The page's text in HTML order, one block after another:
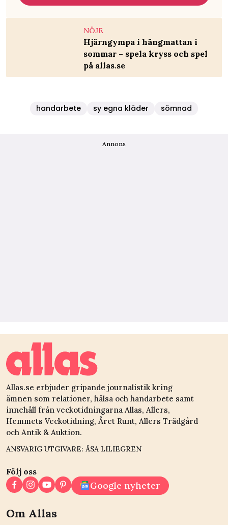
NÖJE
Hjärngympa i hängmattan i
sommar – spela kryss och spel
på allas.se
handarbete sy egna kläder sömnad
Annons
Allas.se erbjuder gripande journalistik kring
ämnen som relationer, hälsa och handarbete samt
innehåll från veckotidningarna Allas, Allers,
Hemmets Veckotidning, Året Runt, Allers Trädgård
och Antik & Auktion.
ANSVARIG UTGIVARE: ÅSA LILIEGREN
Följ oss
Google nyheter
Om Allas